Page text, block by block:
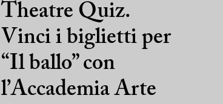
Theatre Quiz.
Vinci i biglietti per
“Il ballo” con
l’Accademia Arte